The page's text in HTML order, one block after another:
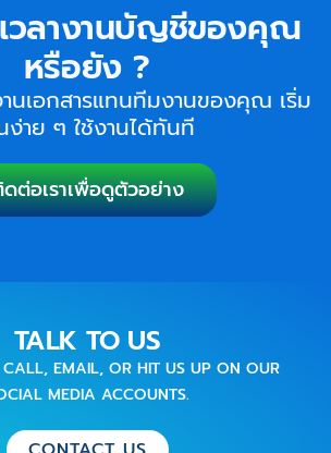
วลางานบัญชีของคุณ
หรือยัง ?
นเอกสารแทนทีมงานของคุณ เริ่ม
ง่าย ๆ ใช้งานได้ทันที
ต่อเราเพื่อดูตัวอย่าง
TALK TO US
CALL, EMAIL, OR HIT US UP ON OUR
MEDIA ACCOUNTS.